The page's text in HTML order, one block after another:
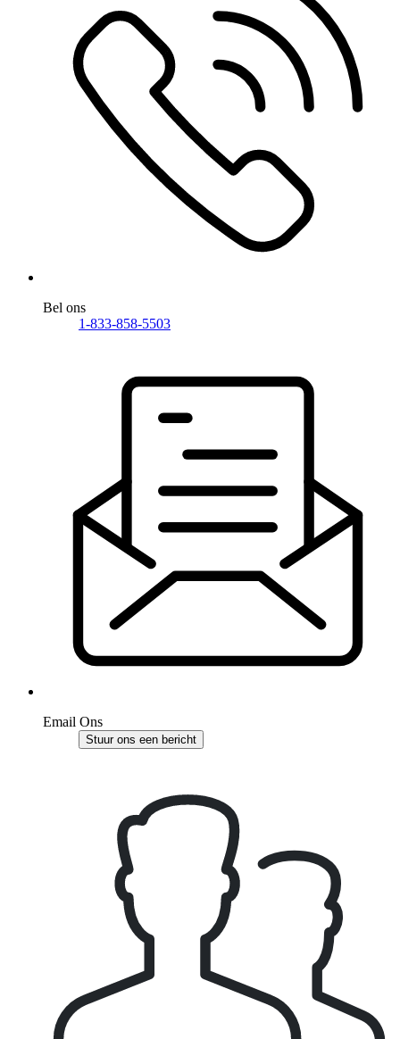
Bel ons
1-833-858-5503
Email Ons
Stuur ons een bericht